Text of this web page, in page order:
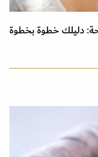
دليلك خطوة بخطوة